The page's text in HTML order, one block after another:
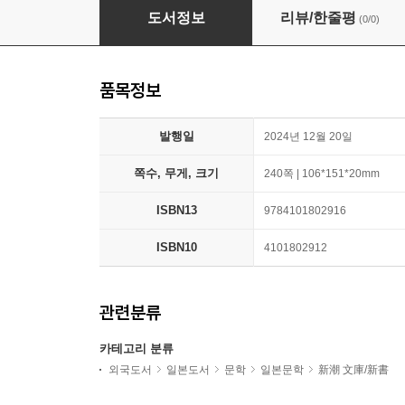
コンビニ兄弟(4)
도서정보 리뷰/한줄평 (0/0)
품목정보
발행일 2024년 12월 20일
쪽수, 무게, 크기 240쪽 | 106*151*20mm
ISBN13 9784101802916
ISBN10 4101802912
관련분류
카테고리 분류
외국도서 일본도서 문학 일본문학 新潮 文庫/新書